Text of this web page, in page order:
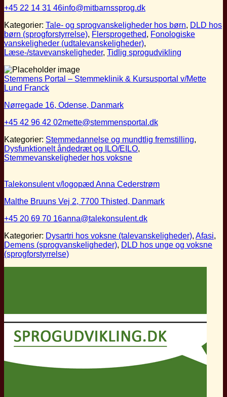
+45 22 14 31 46info@mitbarnssprog.dk
Kategorier: Tale- og sprogvanskeligheder hos børn, DLD hos
børn (sprogforstyrrelse), Flersprogethed, Fonologiske
vanskeligheder (udtalevanskeligheder),
Læse-/stavevanskeligheder, Tidlig sprogudvikling
Stemmens Portal – Stemmeklinik & Kursusportal v/Mette
Lund Franck
Nørregade 16, Odense, Danmark
+45 42 96 42 02mette@stemmensportal.dk
Kategorier: Stemmedannelse og mundtlig fremstilling,
Dysfunktionelt åndedræt og ILO/EILO,
Stemmevanskeligheder hos voksne
Talekonsulent v/logopæd Anna Cederstrøm
Malthe Bruuns Vej 2, 7700 Thisted, Danmark
+45 20 69 70 16anna@talekonsulent.dk
Kategorier: Dysartri hos voksne (talevanskeligheder), Afasi,
Demens (sprogvanskeligheder), DLD hos unge og voksne
(sprogforstyrrelse)